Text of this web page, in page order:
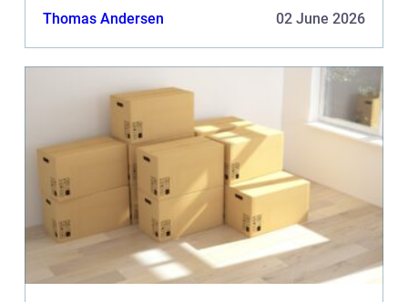
transport hver dag. Har ...
Thomas Andersen 02 June 2026